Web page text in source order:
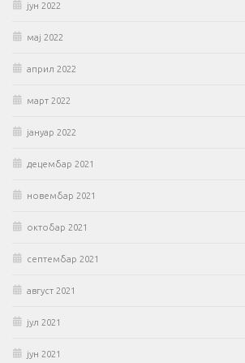
јун 2022
мај 2022
април 2022
март 2022
јануар 2022
децембар 2021
новембар 2021
октобар 2021
септембар 2021
август 2021
јул 2021
јун 2021